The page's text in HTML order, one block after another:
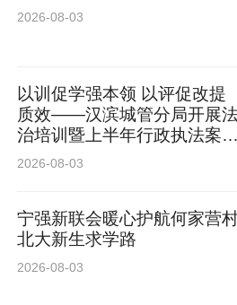
2026-08-03
以训促学强本领 以评促改提
质效——汉滨城管分局开展
治培训暨上半年行政执法案卷
评查工作
2026-08-03
宁强新联会暖心护航何家营
北大新生求学路
2026-08-03